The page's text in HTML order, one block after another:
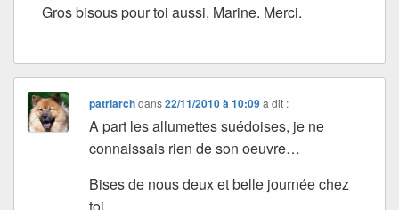
Gros bisous pour toi aussi, Marine. Merci.
patriarchdans22/11/2010 à 10:09 a dit :
A part les allumettes suédoises, je ne
connaissais rien de son oeuvre…
Bises de nous deux et belle journée chez
toi.